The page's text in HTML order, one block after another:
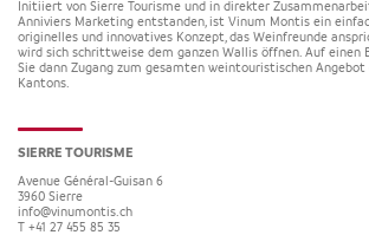
Initiiert von Sierre Tourisme und in direkter
Anniviers Marketing entstanden, ist Vinum Montis ein
originelles und innovatives Konzept, das Weinfreunde
wird sich schrittweise dem ganzen Wallis öffnen. Auf einen
Sie dann Zugang zum gesamten weintouristischen Angebot
Kantons.
SIERRE TOURISME
Avenue Général-Guisan 6
3960 Sierre
info@vinumontis.ch
T +41 27 455 85 35